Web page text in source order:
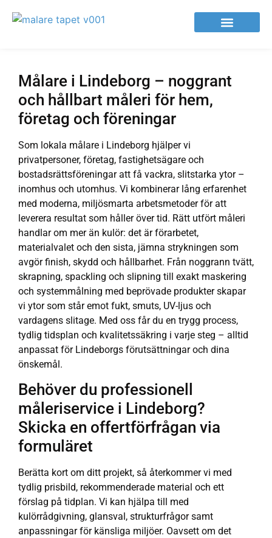
Målare i Lindeborg – noggrant
och hållbart måleri för hem,
företag och föreningar
Som lokala målare i Lindeborg hjälper vi
privatpersoner, företag, fastighetsägare och
bostadsrättsföreningar att få vackra, slitstarka ytor –
inomhus och utomhus. Vi kombinerar lång erfarenhet
med moderna, miljösmarta arbetsmetoder för att
leverera resultat som håller över tid. Rätt utfört måleri
handlar om mer än kulör: det är förarbetet,
materialvalet och den sista, jämna strykningen som
avgör finish, skydd och hållbarhet. Från noggrann tvätt,
skrapning, spackling och slipning till exakt maskering
och systemmålning med beprövade produkter skapar
vi ytor som står emot fukt, smuts, UV-ljus och
vardagens slitage. Med oss får du en trygg process,
tydlig tidsplan och kvalitetssäkring i varje steg – alltid
anpassat för Lindeborgs förutsättningar och dina
önskemål.
Behöver du professionell
måleriservice i Lindeborg?
Skicka en offertförfrågan via
formuläret
Berätta kort om ditt projekt, så återkommer vi med
tydlig prisbild, rekommenderade material och ett
förslag på tidplan. Vi kan hjälpa till med
kulörrådgivning, glansval, strukturfrågor samt
anpassningar för känsliga miljöer. Oavsett om det